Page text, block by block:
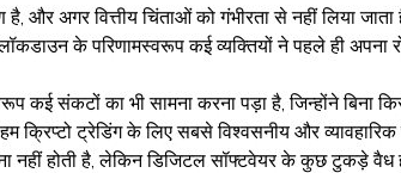
और अगर वित्तीय चिंताओं को गंभीरता से नहीं लिया
के परिणामस्वरूप कई व्यक्तियों ने पहले ही अपना
कई संकटों का भी सामना करना पड़ा है, जिन्होंने बिना
ट्रेडिंग के लिए सबसे विश्वसनीय और
होती है, लेकिन डिजिटल सॉफ्टवेयर के कुछ टुकड़े वैध